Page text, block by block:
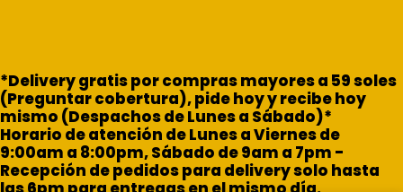
*Delivery gratis por compras mayores a 59 soles
(Preguntar cobertura), pide hoy y recibe hoy
mismo (Despachos de Lunes a Sábado)*
Horario de atención de Lunes a Viernes de
9:00am a 8:00pm, Sábado de 9am a 7pm -
Recepción de pedidos para delivery solo hasta